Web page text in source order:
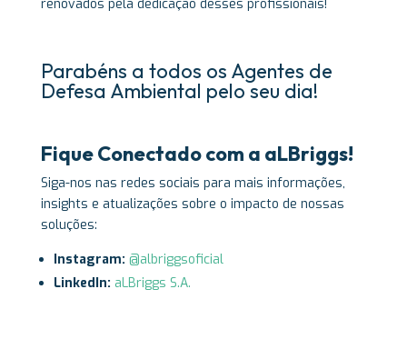
renovados pela dedicação desses profissionais!
Parabéns a todos os Agentes de
Defesa Ambiental pelo seu dia!
Fique Conectado com a aLBriggs!
Siga-nos nas redes sociais para mais informações,
insights e atualizações sobre o impacto de nossas
soluções:
Instagram: @albriggsoficial
LinkedIn: aLBriggs S.A.